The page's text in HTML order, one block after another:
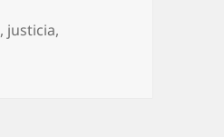
, justicia,